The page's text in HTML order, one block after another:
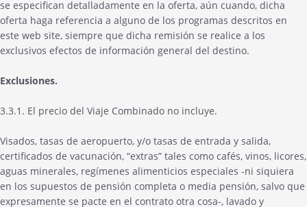
se especifican detalladamente en la oferta, aún cuando, dicha
oferta haga referencia a alguno de los programas descritos en
este web site, siempre que dicha remisión se realice a los
exclusivos efectos de información general del destino.
Exclusiones.
3.3.1. El precio del Viaje Combinado no incluye.
Visados, tasas de aeropuerto, y/o tasas de entrada y salida,
certificados de vacunación, “extras” tales como cafés, vinos, licores,
aguas minerales, regímenes alimenticios especiales -ni siquiera
en los supuestos de pensión completa o media pensión, salvo que
expresamente se pacte en el contrato otra cosa-, lavado y